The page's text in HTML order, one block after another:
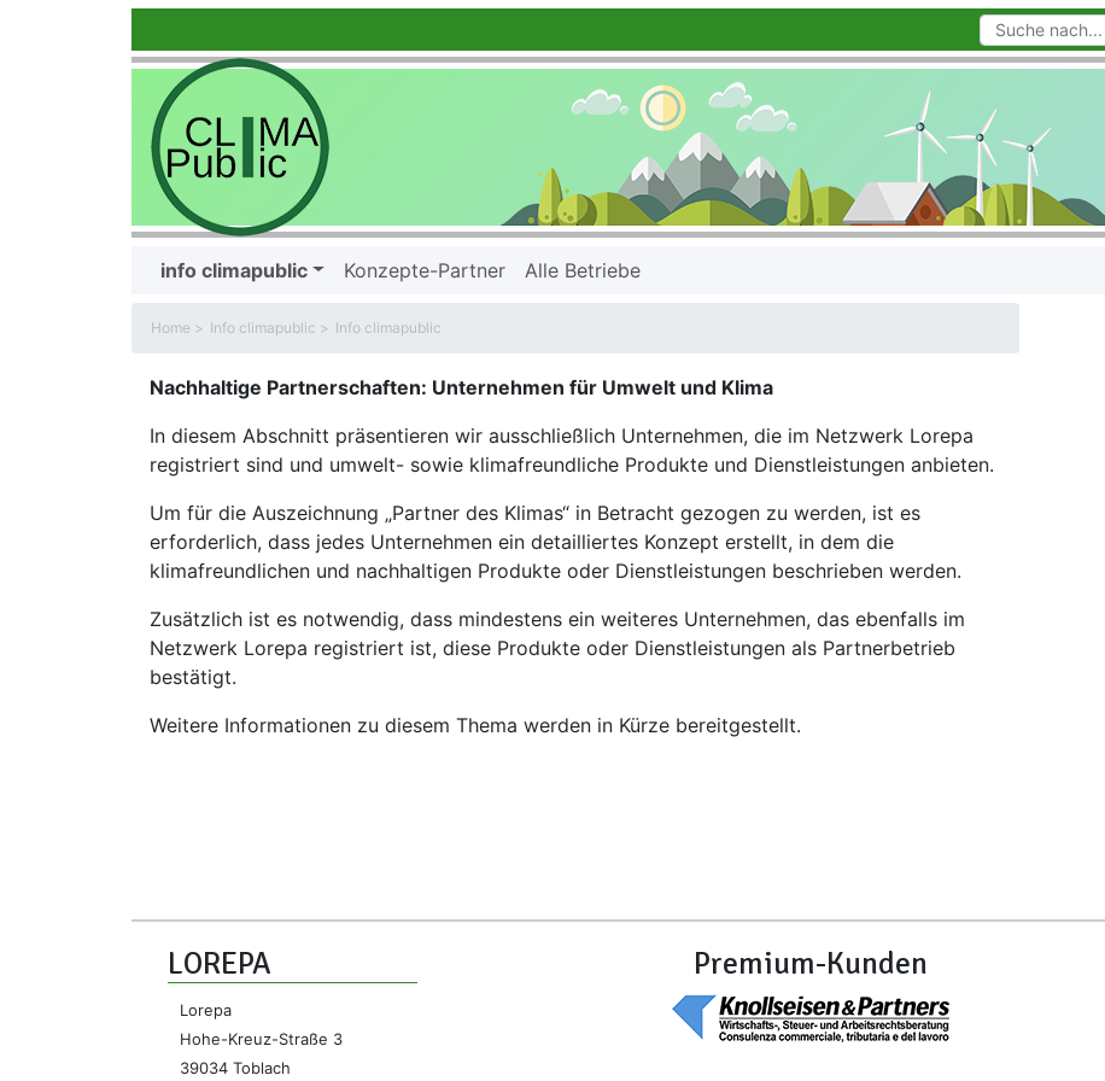
info climapublic Konzepte-Partner Alle Betriebe
Home info climapublic info climapublic
Nachhaltige Partnerschaften: Unternehmen für Umwelt und Klima
In diesem Abschnitt präsentieren wir ausschließlich Unternehmen, die im Netzwerk Lorepa
registriert sind und umwelt- sowie klimafreundliche Produkte und Dienstleistungen anbieten.
Um für die Auszeichnung „Partner des Klimas“ in Betracht gezogen zu werden, ist es
erforderlich, dass jedes Unternehmen ein detailliertes Konzept erstellt, in dem die
klimafreundlichen und nachhaltigen Produkte oder Dienstleistungen beschrieben werden.
Zusätzlich ist es notwendig, dass mindestens ein weiteres Unternehmen, das ebenfalls im
Netzwerk Lorepa registriert ist, diese Produkte oder Dienstleistungen als Partnerbetrieb
bestätigt.
Weitere Informationen zu diesem Thema werden in Kürze bereitgestellt.
LOREPA
Lorepa
Hohe-Kreuz-Straße 3
39034 Toblach
Premium-Kunden